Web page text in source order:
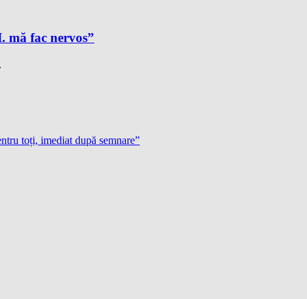
mă fac nervos”
toți, imediat după semnare”